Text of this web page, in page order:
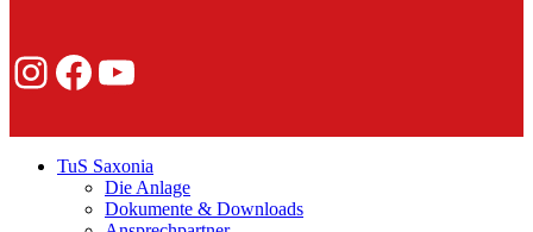
Instagram Facebook YouTube
TuS Saxonia
Die Anlage
Dokumente & Downloads